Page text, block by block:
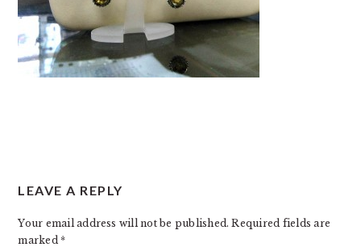
INTERACTIONS
LEAVE A REPLY
Your email address will not be published. Required fields are
marked*